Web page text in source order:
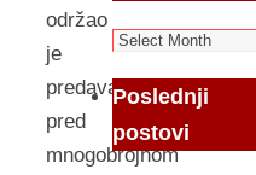
održao
je
predavanje
pred
mnogobrojnom
Arhiva
Poslednji
postovi